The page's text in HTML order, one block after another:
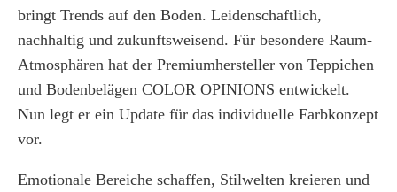
bringt Trends auf den Boden. Leidenschaftlich,
nachhaltig und zukunftsweisend. Für besondere Raum-
Atmosphären hat der Premiumhersteller von Teppichen
und Bodenbelägen COLOR OPINIONS entwickelt.
Nun legt er ein Update für das individuelle Farbkonzept
vor.
Emotionale Bereiche schaffen, Stilwelten kreieren und